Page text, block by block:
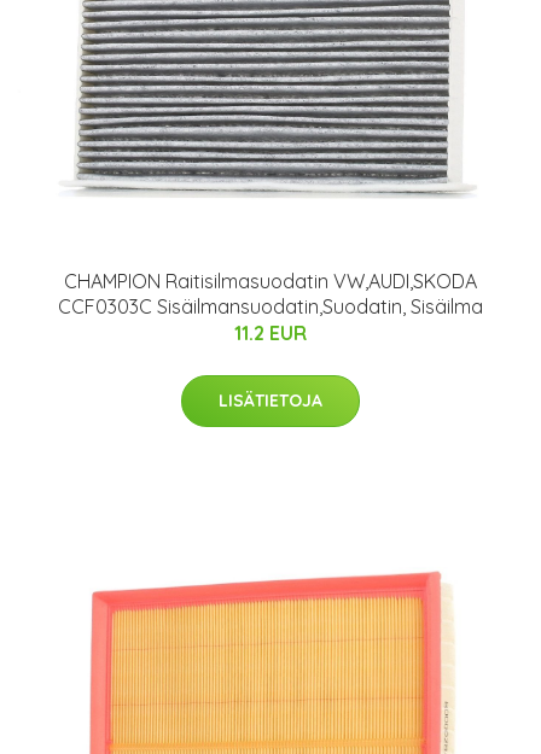
CHAMPION Raitisilmasuodatin VW,AUDI,SKODA
CCF0303C Sisäilmansuodatin,Suodatin, Sisäilma
11.2 EUR
LISÄTIETOJA